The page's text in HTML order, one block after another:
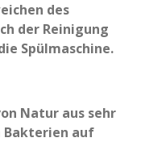
des
der Reinigung
Spülmaschine.
Natur aus sehr
Bakterien auf